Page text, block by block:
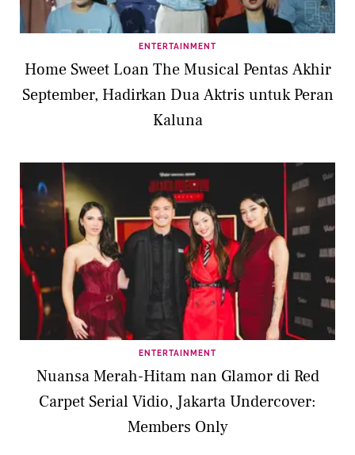
ENTERTAINMENT
Home Sweet Loan The Musical Pentas Akhir
September, Hadirkan Dua Aktris untuk Peran
Kaluna
ENTERTAINMENT
Nuansa Merah-Hitam nan Glamor di Red
Carpet Serial Vidio, Jakarta Undercover:
Members Only